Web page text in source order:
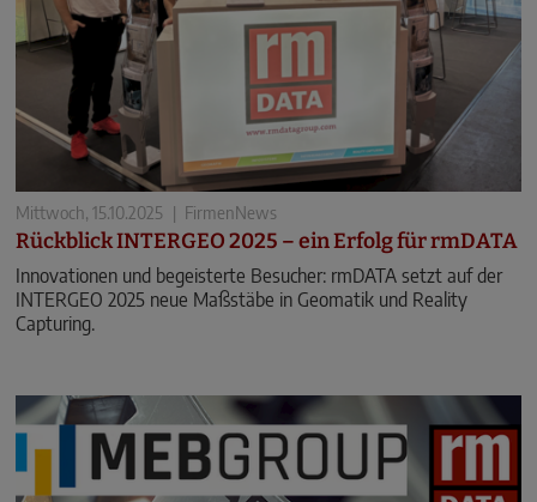
Mittwoch, 15.10.2025 | FirmenNews
Rückblick INTERGEO 2025 – ein Erfolg für rmDATA
Innovationen und begeisterte Besucher: rmDATA setzt auf der
INTERGEO 2025 neue Maßstäbe in Geomatik und Reality
Capturing.